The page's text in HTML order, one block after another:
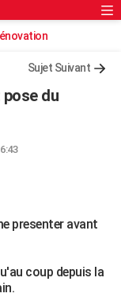
Rechercher
Sujet Suivant
du
presenter avant
coup depuis la